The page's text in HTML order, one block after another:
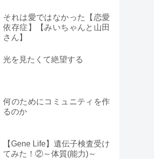
それは愛ではなかった【恋愛
依存症】【みいちゃんと山田
さん】
光を見たくて絶望する
何のためにコミュニティを作
るのか
【Gene Life】遺伝子検査受け
てみた！②～体質(能力)～